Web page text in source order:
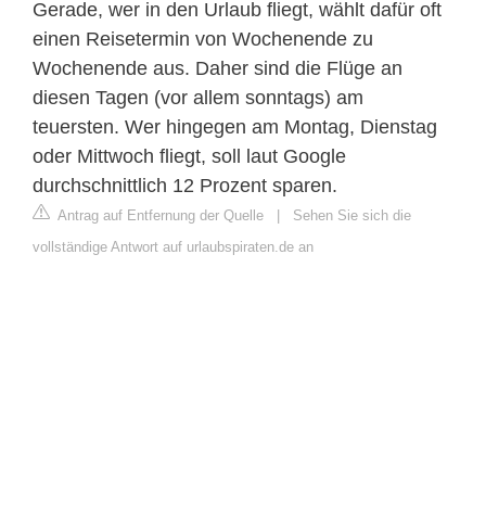
Gerade, wer in den Urlaub fliegt, wählt dafür oft
einen Reisetermin von Wochenende zu
Wochenende aus. Daher sind die Flüge an
diesen Tagen (vor allem sonntags) am
teuersten. Wer hingegen am Montag, Dienstag
oder Mittwoch fliegt, soll laut Google
durchschnittlich 12 Prozent sparen.
Antrag auf Entfernung der Quelle | Sehen Sie sich die
vollständige Antwort auf urlaubspiraten.de an